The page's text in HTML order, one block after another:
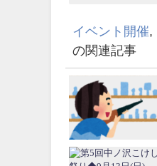
イベント開催
の関連記事